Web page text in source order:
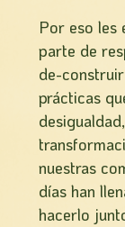
Por eso les
parte de
de-
prácticas
nuestras
días han
hacerlo